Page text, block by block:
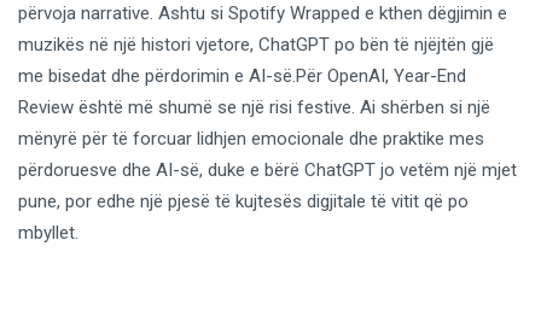
përvoja narrative. Ashtu si Spotify Wrapped e kthen dëgjimin e
muzikës në një histori vjetore, ChatGPT po bën të njëjtën gjë
me bisedat dhe përdorimin e AI-së.Për OpenAI, Year-End
Review është më shumë se një risi festive. Ai shërben si një
mënyrë për të forcuar lidhjen emocionale dhe praktike mes
përdoruesve dhe AI-së, duke e bërë ChatGPT jo vetëm një mjet
pune, por edhe një pjesë të kujtesës digjitale të vitit që po
mbyllet.